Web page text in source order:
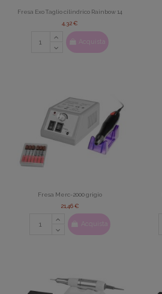
Fresa Exo Taglio cilindrico Rainbow 14
4,32 €
Acquista
Fresa Merc-2000 grigio
21,46 €
Acquista